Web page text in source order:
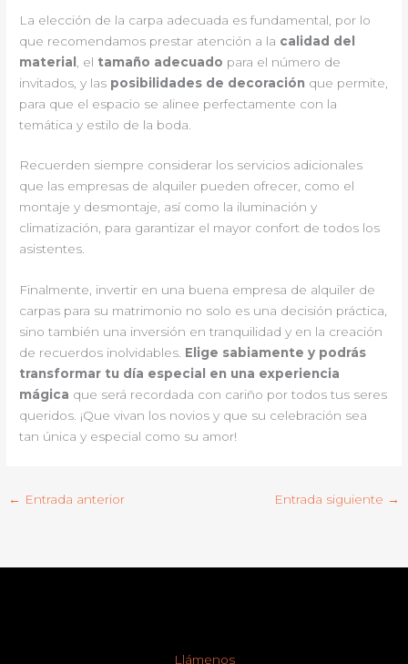
La elección de la carpa adecuada es fundamental, por lo
que recomendamos prestar atención a la calidad del
material , el tamaño adecuado para el número de
invitados, y las posibilidades de decoración que permite,
para que el espacio se alinee perfectamente con la
temática y estilo de la boda.
Recuerden siempre considerar los servicios adicionales
que las empresas de alquiler pueden ofrecer, como el
montaje y desmontaje, así como la iluminación y
climatización, para garantizar el mayor confort de todos los
asistentes.
Finalmente, invertir en una buena empresa de alquiler de
carpas para su matrimonio no solo es una decisión práctica,
sino también una inversión en tranquilidad y en la creación
de recuerdos inolvidables. Elige sabiamente y podrás
transformar tu día especial en una experiencia
mágica que será recordada con cariño por todos tus seres
queridos. ¡Que vivan los novios y que su celebración sea
tan única y especial como su amor!
← Entrada anterior Entrada siguiente →
Llámenos